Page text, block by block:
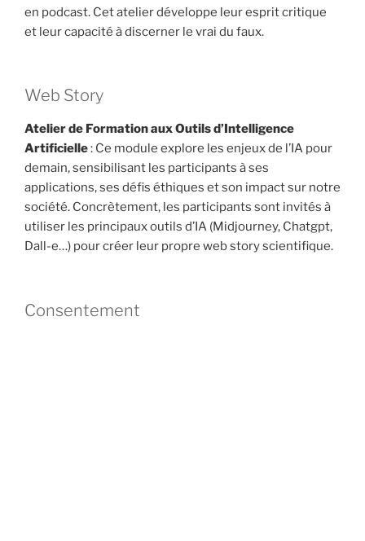
en podcast. Cet atelier développe leur esprit critique
et leur capacité à discerner le vrai du faux.
Web Story
Atelier de Formation aux Outils d’Intelligence
Artificielle: Ce module explore les enjeux de l’IA pour
demain, sensibilisant les participants à ses
applications, ses défis éthiques et son impact sur notre
société. Concrètement, les participants sont invités à
utiliser les principaux outils d’IA (Midjourney, Chatgpt,
Dall-e…) pour créer leur propre web story scientifique.
Consentement